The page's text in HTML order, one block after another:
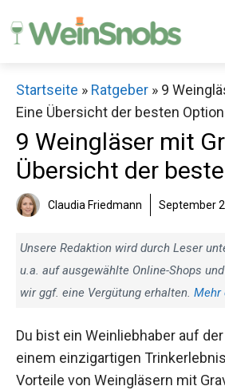
Inhalt
Startseite » Ratgeber » 9
Eine Übersicht der besten
9 Weingläser mit
Übersicht der
Claudia Friedmann September
Unsere Redaktion wird durch Leser
u.a. auf ausgewählte Online-Shops
wir ggf. eine Vergütung erhalten. Mehr
Du bist ein Weinliebhaber auf
einem einzigartigen
Vorteile von Weingläsern mit